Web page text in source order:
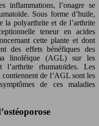
inflammations, l’onagre se
Sous forme d’huile,
la polyarthrite et de l’arthrite
teneur en acides
cette plante et dont
des effets bénéfiques des
linoléique (AGL) sur les
rhumatoïdes. Les
de l’AGL sont les
de ces maladies